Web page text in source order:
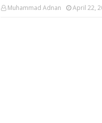
Muhammad Adnan April 22,